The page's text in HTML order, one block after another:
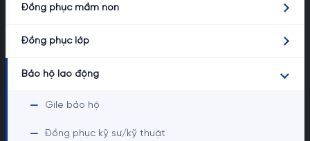
Đồng phục mầm non
Đồng phục lớp
Bảo hộ lao động
— Gile bảo hộ
— Đồng phục kỹ sư/kỹ thuật